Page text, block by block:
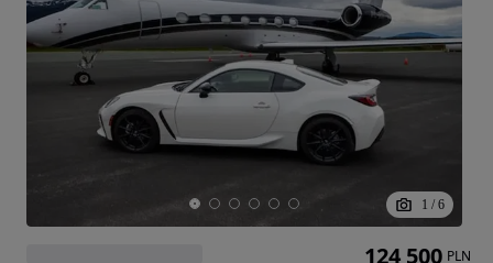
1 / 6
124 500 PLN